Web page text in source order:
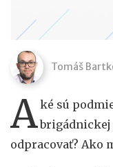
Tomáš
Aké sú
brigádnickej
odpracovať? Ako